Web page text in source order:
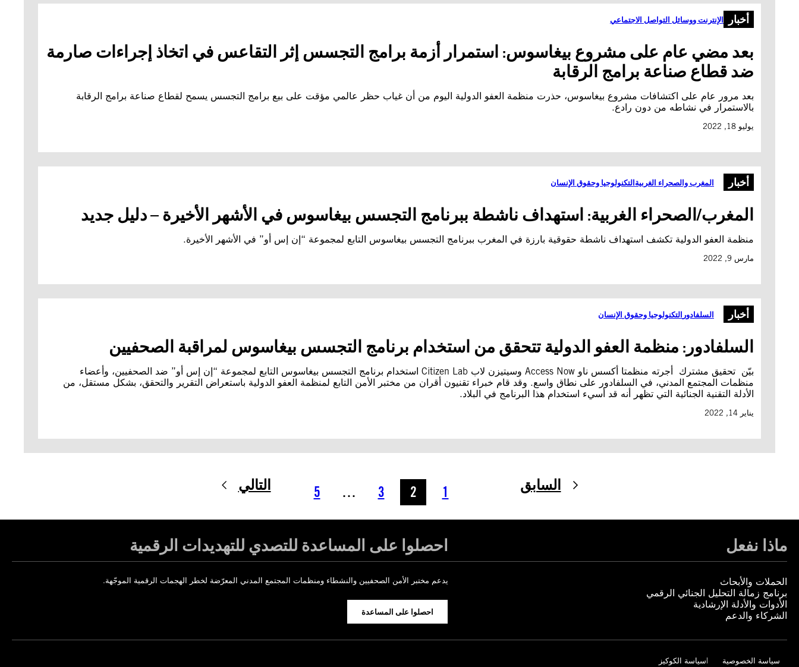
أخبار الإنترنت ووسائل التواصل الاجتماعي
بعد مضي عام على مشروع بيغاسوس: استمرار أزمة برامج التجسس إثر التقاعس في اتخاذ إجراءات صارمة
ضد قطاع صناعة برامج الرقابة
بعد مرور عام على اكتشافات مشروع بيغاسوس، حذرت منظمة العفو الدولية اليوم من أن غياب حظر عالمي مؤقت على بيع برامج التجسس يسمح لقطاع صناعة برامج الرقابة
بالاستمرار في نشاطه من دون رادع.
يوليو 18, 2022
أخبار المغرب والصحراء الغربيةالتكنولوجيا وحقوق الإنسان
المغرب/الصحراء الغربية: استهداف ناشطة ببرنامج التجسس بيغاسوس في الأشهر الأخيرة – دليل جديد
منظمة العفو الدولية تكشف استهداف ناشطة حقوقية بارزة في المغرب ببرنامج التجسس بيغاسوس التابع لمجموعة “إن إس أو” في الأشهر الأخيرة.
مارس 9, 2022
أخبار السلفادور التكنولوجيا وحقوق الإنسان
السلفادور: منظمة العفو الدولية تتحقق من استخدام برنامج التجسس بيغاسوس لمراقبة الصحفيين
بيّن تحقيق مشترك أجرته منظمتا أكسس ناو Access Now وسيتيزن لاب Citizen Lab استخدام برنامج التجسس بيغاسوس التابع لمجموعة “إن إس أو” ضد الصحفيين، وأعضاء
منظمات المجتمع المدني، في السلفادور على نطاق واسع. وقد قام خبراء تقنيون أقران من مختبر الأمن التابع لمنظمة العفو الدولية باستعراض التقرير والتحقق، بشكل مستقل، من
الأدلة التقنية الجنائية التي تظهر أنه قد أسيء استخدام هذا البرنامج في البلاد.
يناير 14, 2022
السابق 1
2
3
…
5 التالي
ماذا نفعل
الحملات والأبحاث
برنامج زمالة التحليل الجنائي الرقمي
الأدوات والأدلة الإرشادية
الشركاء والدعم
احصلوا على المساعدة للتصدي للتهديدات الرقمية
يدعم مختبر الأمن الصحفيين والنشطاء ومنظمات المجتمع المدني المعرّضة لخطر الهجمات الرقمية الموجّهة.
احصلوا على المساعدة
سياسة الخصوصية سياسة الكوكيز